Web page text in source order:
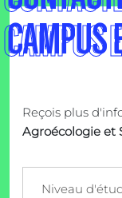
CAMPUS
Reçois plus
Agroécologie et
Niveau